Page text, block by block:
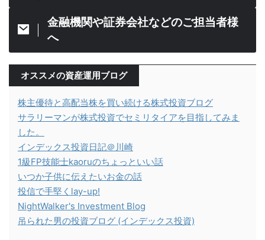
金融機関や証券会社などのご担当者様
へ
オススメの資産運用ブログ
株主優待と高配当株を買い続ける株式投資ブログ
サラリーマンが株式投資でセミリタイアを目指してみま
した。
インデックス投資日記＠川崎
1級FP技能士kaoruのちょっといい話
いつか子供に伝えたいお金の話
投信で手堅くlay-up!
NightWalker's Investment Blog
吊られた男の投資ブログ (インデックス投資)